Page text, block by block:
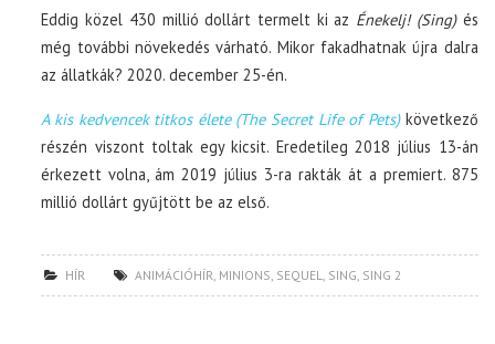
Eddig közel 430 millió dollárt termelt ki az Énekelj! (Sing)és
még további növekedés várható. Mikor fakadhatnak újra dalra
az állatkák? 2020. december 25-én.
A kis kedvencek titkos élete (The Secret Life of Pets)következő
részén viszont toltak egy kicsit. Eredetileg 2018 július 13-án
érkezett volna, ám 2019 július 3-ra rakták át a premiert. 875
millió dollárt gyűjtött be az első.
HÍR ANIMÁCIÓHÍR, MINIONS, SEQUEL, SING, SING 2